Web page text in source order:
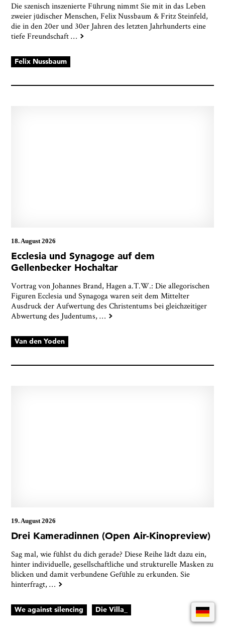
Die szenisch inszenierte Führung nimmt Sie mit in das Leben
zweier jüdischer Menschen, Felix Nussbaum & Fritz Steinfeld,
die in den 20er und 30er Jahren des letzten Jahrhunderts eine
tiefe Freundschaft…
Felix Nussbaum
18. August 2026
Ecclesia und Synagoge auf dem
Gellenbecker Hochaltar
Vortrag von Johannes Brand, Hagen a.T.W.: Die allegorischen
Figuren Ecclesia und Synagoga waren seit dem Mittelter
Ausdruck der Aufwertung des Christentums bei gleichzeitiger
Abwertung des Judentums, …
Van den Yoden
19. August 2026
Drei Kameradinnen (Open Air-Kinopreview)
Sag mal, wie fühlst du dich gerade? Diese Reihe lädt dazu ein,
hinter individuelle, gesellschaftliche und strukturelle Masken zu
blicken und damit verbundene Gefühle zu erkunden. Sie
hinterfragt, …
We against silencing Die Villa_